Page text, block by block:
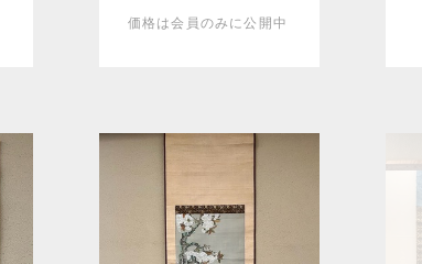
価格は会員のみに公開中